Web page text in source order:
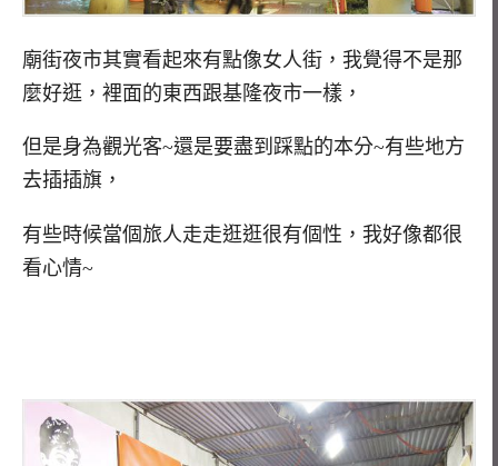
廟街夜市其實看起來有點像女人街，我覺得不是那
麼好逛，裡面的東西跟基隆夜市一樣，
但是身為觀光客~還是要盡到踩點的本分~有些地方
去插插旗，
有些時候當個旅人走走逛逛很有個性，我好像都很
看心情~